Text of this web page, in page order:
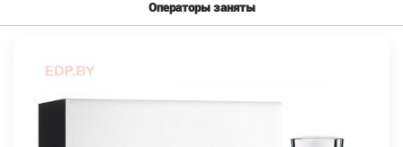
Операторы заняты